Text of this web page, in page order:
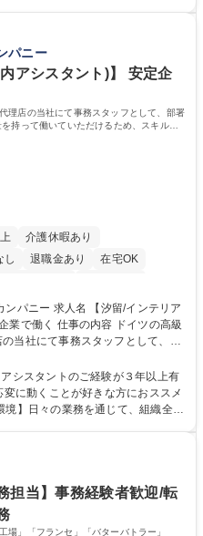
談、休職・復職手続き等の労務サ
内■その他、拠点運営に関わる管理
あり福利厚生は充実しているとと
パニー
アシスタント)】 安定企
理店の当社にて事務スタッフとして、部署
持って働いていただけるため、スキルア
介護休暇あり
し 退職金あり
在宅OK
留/インテリア
ドイツの高級
当社にて事務スタッフとして、部
。 裁量を持って働いていただける
議資料、お客様宛請求書、支払書
ールームアテンド・運営・予約業
】■安定企業で働く
シスタントのご経験が３年以上有
に動くことが好きな方におススメ
場もあり、やりがいを感じながら
のご経験が有る方■PCの作業に慣
担当】事務経験者歓迎/転
場」「フランセ」「バターバトラー」